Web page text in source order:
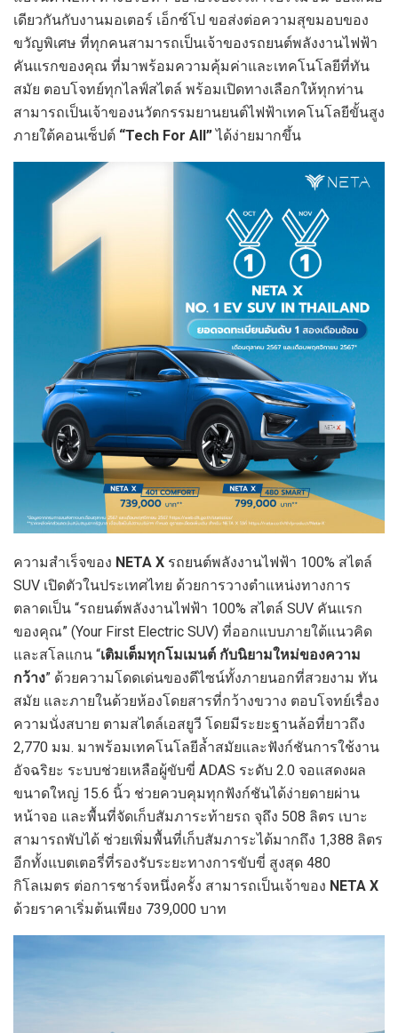
เดียวกันกับงานมอเตอร์ เอ็กซ์โป ขอส่งต่อความสุขมอบของ
ขวัญพิเศษ ที่ทุกคนสามารถเป็นเจ้าของรถยนต์พลังงานไฟฟ้า
คันแรกของคุณ ที่มาพร้อมความคุ้มค่าและเทคโนโลยีที่ทัน
สมัย ตอบโจทย์ทุกไลฟ์สไตล์ พร้อมเปิดทางเลือกให้ทุกท่าน
สามารถเป็นเจ้าของนวัตกรรมยานยนต์ไฟฟ้าเทคโนโลยีขั้นสูง
ภายใต้คอนเซ็ปต์ “Tech For All” ได้ง่ายมากขึ้น
ความสำเร็จของ NETA X รถยนต์พลังงานไฟฟ้า 100% สไตล์
SUV เปิดตัวในประเทศไทย ด้วยการวางตำแหน่งทางการ
ตลาดเป็น “รถยนต์พลังงานไฟฟ้า 100% สไตล์ SUV คันแรก
ของคุณ” (Your First Electric SUV) ที่ออกแบบภายใต้แนวคิด
และสโลแกน “เติมเต็มทุกโมเมนต์ กับนิยามใหม่ของความ
กว้าง” ด้วยความโดดเด่นของดีไซน์ทั้งภายนอกที่สวยงาม ทัน
สมัย และภายในด้วยห้องโดยสารที่กว้างขวาง ตอบโจทย์เรื่อง
ความนั่งสบาย ตามสไตล์เอสยูวี โดยมีระยะฐานล้อที่ยาวถึง
2,770 มม. มาพร้อมเทคโนโลยีล้ำสมัยและฟังก์ชันการใช้งาน
อัจฉริยะ ระบบช่วยเหลือผู้ขับขี่ ADAS ระดับ 2.0 จอแสดงผล
ขนาดใหญ่ 15.6 นิ้ว ช่วยควบคุมทุกฟังก์ชันได้ง่ายดายผ่าน
หน้าจอ และพื้นที่จัดเก็บสัมภาระท้ายรถ จุถึง 508 ลิตร เบาะ
สามารถพับได้ ช่วยเพิ่มพื้นที่เก็บสัมภาระได้มากถึง 1,388 ลิตร
อีกทั้งแบตเตอรี่ที่รองรับระยะทางการขับขี่ สูงสุด 480
กิโลเมตร ต่อการชาร์จหนึ่งครั้ง สามารถเป็นเจ้าของ NETA X
ด้วยราคาเริ่มต้นเพียง 739,000 บาท